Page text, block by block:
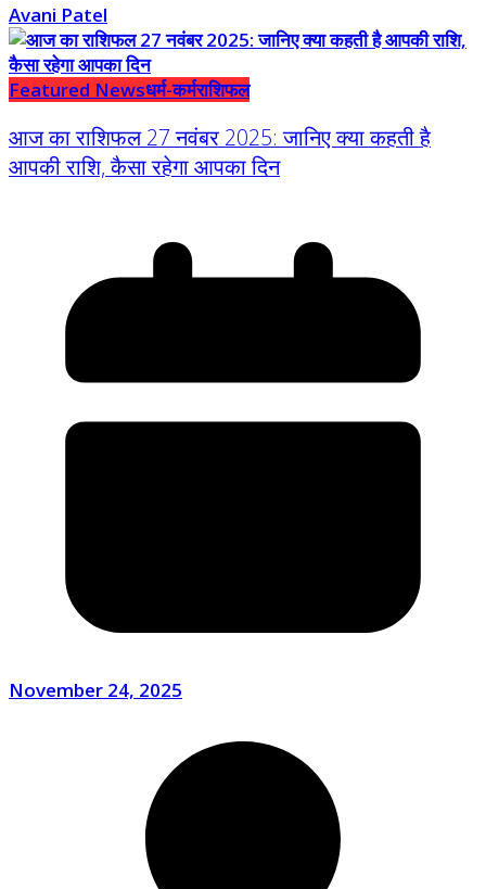
Avani Patel
Featured Newsधर्म-कर्मराशिफल
आज का राशिफल 27 नवंबर 2025: जानिए क्या कहती है
आपकी राशि, कैसा रहेगा आपका दिन
November 24, 2025